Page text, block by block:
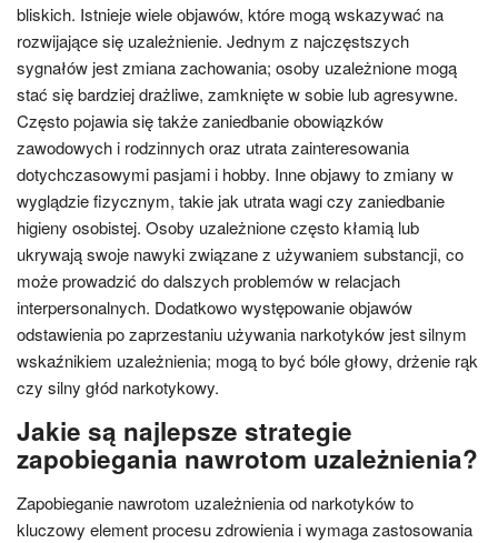
bliskich. Istnieje wiele objawów, które mogą wskazywać na
rozwijające się uzależnienie. Jednym z najczęstszych
sygnałów jest zmiana zachowania; osoby uzależnione mogą
stać się bardziej drażliwe, zamknięte w sobie lub agresywne.
Często pojawia się także zaniedbanie obowiązków
zawodowych i rodzinnych oraz utrata zainteresowania
dotychczasowymi pasjami i hobby. Inne objawy to zmiany w
wyglądzie fizycznym, takie jak utrata wagi czy zaniedbanie
higieny osobistej. Osoby uzależnione często kłamią lub
ukrywają swoje nawyki związane z używaniem substancji, co
może prowadzić do dalszych problemów w relacjach
interpersonalnych. Dodatkowo występowanie objawów
odstawienia po zaprzestaniu używania narkotyków jest silnym
wskaźnikiem uzależnienia; mogą to być bóle głowy, drżenie rąk
czy silny głód narkotykowy.
Jakie są najlepsze strategie
zapobiegania nawrotom uzależnienia?
Zapobieganie nawrotom uzależnienia od narkotyków to
kluczowy element procesu zdrowienia i wymaga zastosowania